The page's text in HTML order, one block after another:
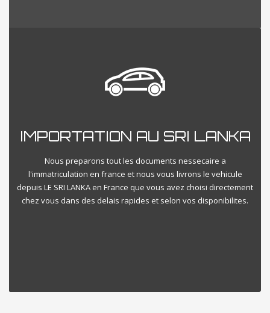
IMPORTATION AU SRI LANKA
Nous preparons tout les documents nessecaire a
l'immatriculation en france et nous vous livrons le vehicule
depuis LE SRI LANKA en France que vous avez choisi directement
chez vous dans des delais rapides et selon vos disponibilites.